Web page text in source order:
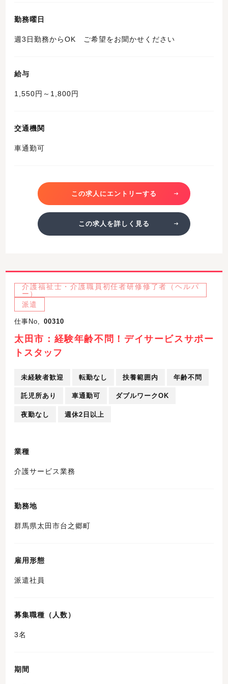
勤務曜日
週3日勤務からOK ご希望をお聞かせください
給与
1,550円～1,800円
交通機関
車通勤可
この求人にエントリーする
この求人を詳しく見る
介護福祉士・介護職員初任者研修修了者（ヘルパ
ー）
派遣
仕事No, 00310
太田市：経験年齢不問！デイサービスサポー
トスタッフ
未経験者歓迎 転勤なし 扶養範囲内 年齢不問
託児所あり 車通勤可 ダブルワークOK
夜勤なし 週休2日以上
業種
介護サービス業務
勤務地
群馬県太田市台之郷町
雇用形態
派遣社員
募集職種（人数）
3名
期間